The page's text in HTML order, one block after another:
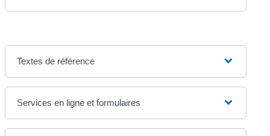
Textes de référence
Services en ligne et formulaires